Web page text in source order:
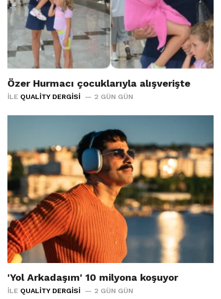
Özer Hurmacı çocuklarıyla alışverişte
İLE QUALITY DERGISI 2 GÜN GÜN
'Yol Arkadaşım' 10 milyona koşuyor
İLE QUALITY DERGISI 2 GÜN GÜN